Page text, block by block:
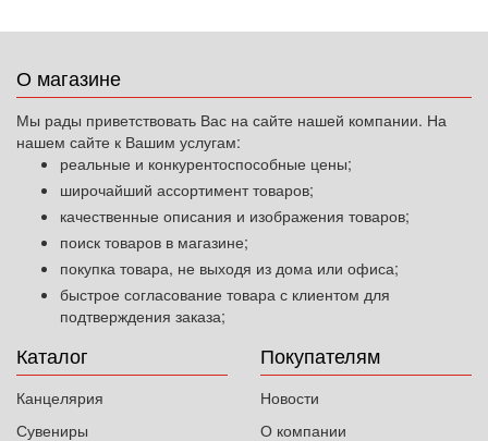
О магазине
Мы рады приветствовать Вас на сайте нашей компании. На
нашем сайте к Вашим услугам:
реальные и конкурентоспособные цены;
широчайший ассортимент товаров;
качественные описания и изображения товаров;
поиск товаров в магазине;
покупка товара, не выходя из дома или офиса;
быстрое согласование товара с клиентом для
подтверждения заказа;
Каталог
Канцелярия
Сувениры
Покупателям
Новости
О компании